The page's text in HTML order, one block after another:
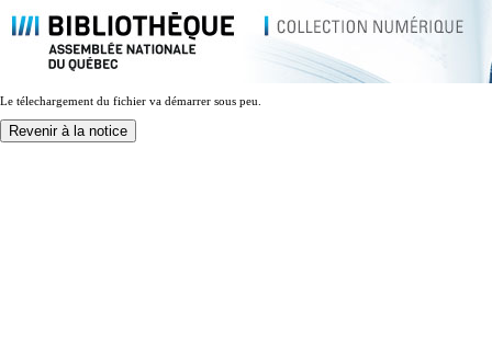
Le télechargement du fichier va démarrer sous peu.